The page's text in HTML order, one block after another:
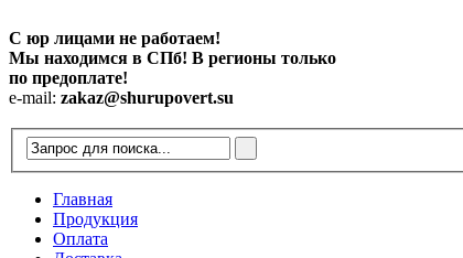
С юр лицами не работаем!
Мы находимся в СПб! В регионы только
по предоплате!
e-mail: zakaz@shurupovert.su
Главная
Продукция
Оплата